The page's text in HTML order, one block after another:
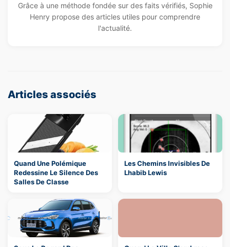
Grâce à une méthode fondée sur des faits vérifiés, Sophie
Henry propose des articles utiles pour comprendre
l'actualité.
Articles associés
Quand Une Polémique
Redessine Le Silence Des
Salles De Classe
Les Chemins Invisibles De
Lhabib Lewis